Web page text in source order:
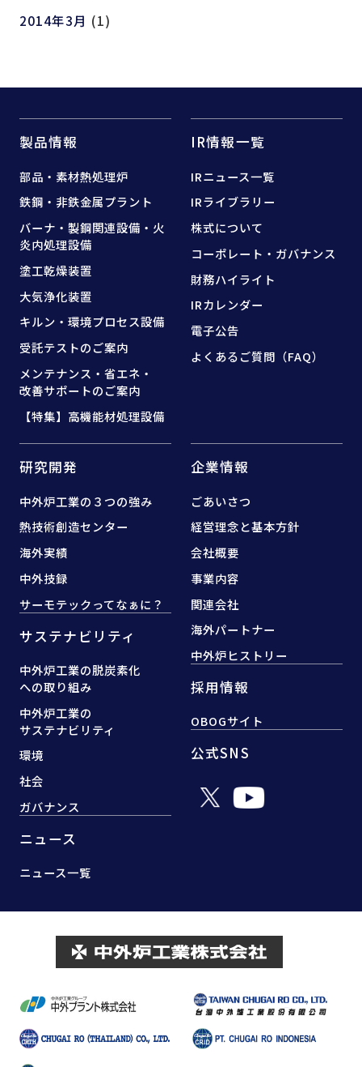
2014年3月 (1)
製品情報
部品・素材熱処理炉
鉄鋼・非鉄金属プラント
バーナ・製鋼関連設備・ 火
炎内処理設備
塗工乾燥装置
大気浄化装置
キルン・環境プロセス設備
受託テストのご案内
メンテナンス・省エネ・
改善サポートのご案内
【特集】高機能材処理設備
IR情報一覧
IRニュース一覧
IRライブラリー
株式について
コーポレート・ガバナンス
財務ハイライト
IRカレンダー
電子公告
よくあるご質問（FAQ）
研究開発
中外炉工業の３つの強み
熱技術創造センター
海外実績
中外技録
サーモテックってなぁに？
サステナビリティ
中外炉工業の脱炭素化
への取り組み
中外炉工業の
サステナビリティ
環境
社会
ガバナンス
ニュース
ニュース一覧
企業情報
ごあいさつ
経営理念と基本方針
会社概要
事業内容
関連会社
海外パートナー
中外炉ヒストリー
採用情報
OBOGサイト
公式SNS